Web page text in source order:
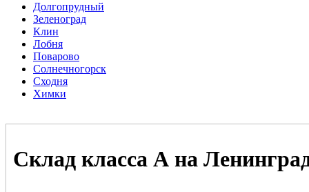
Долгопрудный
Зеленоград
Клин
Лобня
Поварово
Солнечногорск
Сходня
Химки
Склад класса А на